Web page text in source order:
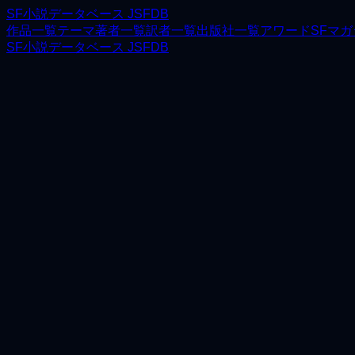
SF小説データベース JSFDB
作品一覧テーマ著者一覧訳者一覧出版社一覧アワードSFマガ
SF小説データベース JSFDB